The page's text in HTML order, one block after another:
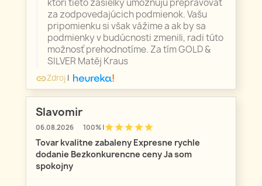
ktorí tieto zásielky umožňujú prepravovať
za zodpovedajúcich podmienok. Vašu
pripomienku si však vážime a ak by sa
podmienky v budúcnosti zmenili, radi túto
možnosť prehodnotíme. Za tím GOLD &
SILVER Matěj Kraus
linkZdroj |
Slavomir
06.08.2026 100% |starstarstarstarstar
Tovar kvalitne zabaleny Expresne rychle
dodanie Bezkonkurencne ceny Ja som
spokojny